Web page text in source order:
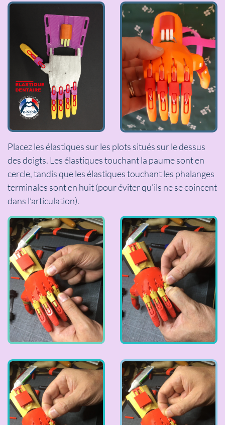
Placez les élastiques sur les plots situés sur le dessus
des doigts. Les élastiques touchant la paume sont en
cercle, tandis que les élastiques touchant les phalanges
terminales sont en huit (pour éviter qu’ils ne se coincent
dans l’articulation).